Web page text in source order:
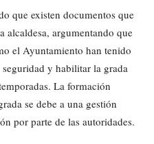
que existen documentos que
alcaldesa, argumentando que
el Ayuntamiento han tenido
y habilitar la grada
La formación
se debe a una gestión
por parte de las autoridades.